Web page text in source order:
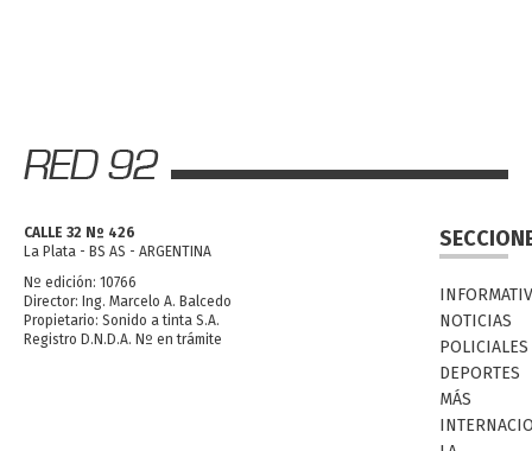
CALLE 32 Nº 426
La Plata - BS AS - ARGENTINA
Nº edición: 10766
Director: Ing. Marcelo A. Balcedo
Propietario: Sonido a tinta S.A.
Registro D.N.D.A. Nº en trámite
NOTICIAS
POLICIALES
DEPORTES
MÁS